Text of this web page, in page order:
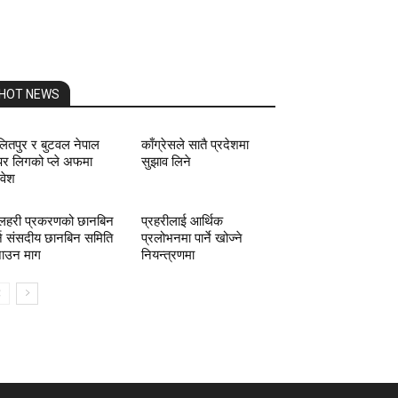
HOT NEWS
र बुटवल नेपाल
लिगको प्ले अफमा
काँग्रेसले सातै प्रदेशमा
सुझाव लिने
प्रकरणको छानबिन
संसदीय छानबिन समिति
माग
प्रहरीलाई आर्थिक
प्रलोभनमा पार्ने खोज्ने
नियन्त्रणमा